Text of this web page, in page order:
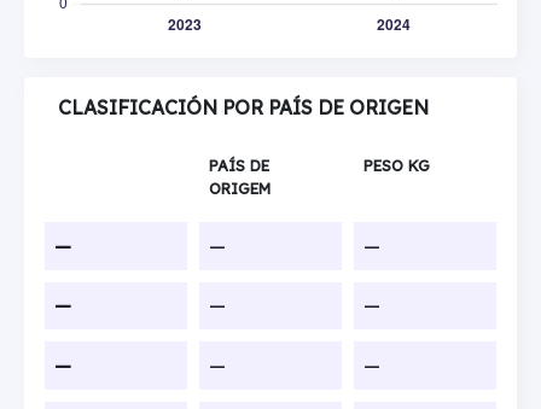
CLASIFICACIÓN POR PAÍS DE ORIGEN
PAÍS DE
ORIGEM
PESO KG
— — —
— — —
— — —